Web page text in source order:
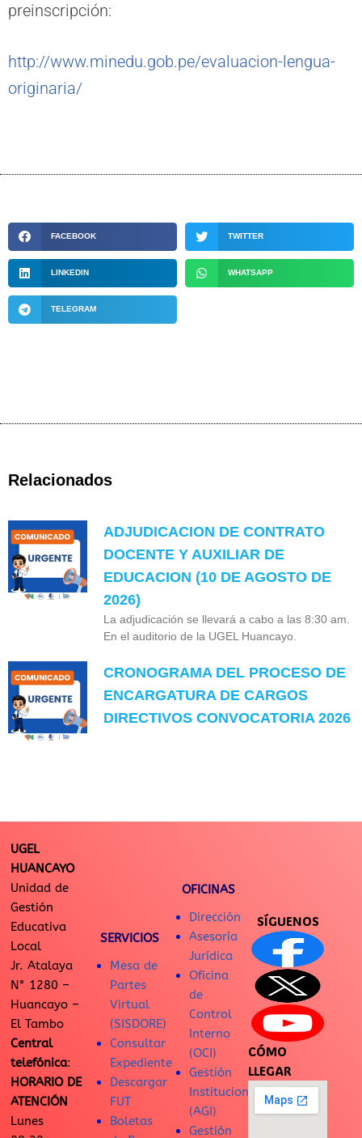
preinscripción:
http://www.minedu.gob.pe/evaluacion-lengua-
originaria/
FACEBOOK TWITTER
LINKEDIN WHATSAPP
TELEGRAM
Relacionados
ADJUDICACION DE CONTRATO
DOCENTE Y AUXILIAR DE
EDUCACION (10 DE AGOSTO DE
2026)
La adjudicación se llevará a cabo a las 8:30 am.
En el auditorio de la UGEL Huancayo.
CRONOGRAMA DEL PROCESO DE
ENCARGATURA DE CARGOS
DIRECTIVOS CONVOCATORIA 2026
UGEL
HUANCAYO
Unidad de
Gestión
Educativa
Local
Jr. Atalaya
N° 1280 –
Huancayo –
El Tambo
Central
telefónica:
HORARIO DE
ATENCIÓN
Lunes
SERVICIOS
Mesa de
Partes
Virtual
(SISDORE)
Consultar
Expediente
Descargar
FUT
Boletas
OFICINAS
Dirección
Asesoría
Jurídica
Oficina
de
Control
Interno
(OCI)
Gestión
Institucional
(AGI)
Gestión
SÍGUENOS
CÓMO
LLEGAR